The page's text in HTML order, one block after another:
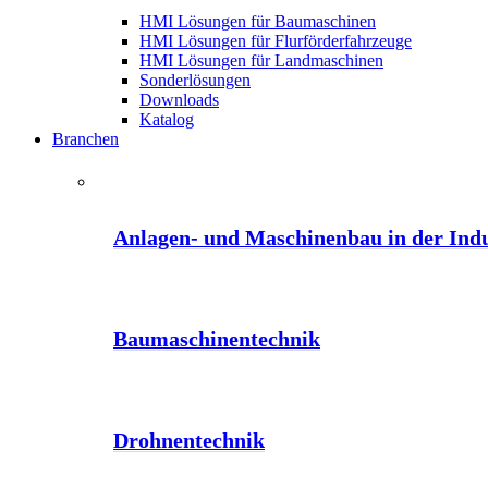
HMI Lösungen für Baumaschinen
HMI Lösungen für Flurförderfahrzeuge
HMI Lösungen für Landmaschinen
Sonderlösungen
Downloads
Katalog
Branchen
Anlagen- und Maschinenbau in der
Baumaschinentechnik
Drohnentechnik